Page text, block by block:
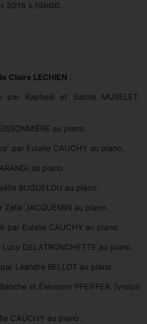
2018 à 19h00.
Claire LECHIEN :
par Raphaël et Sacha MUSELET.
au piano.
par Eulalie CAUCHY au piano.
au piano.
BUGUELOU au piano.
Zélie JACQUEMIN au piano.
par Eulalie CAUCHY au piano.
DELATRONCHETTE au piano.
Léandre BELLOT au piano.
et Éléonore PFEIFFER. (violon
CAUCHY au piano.